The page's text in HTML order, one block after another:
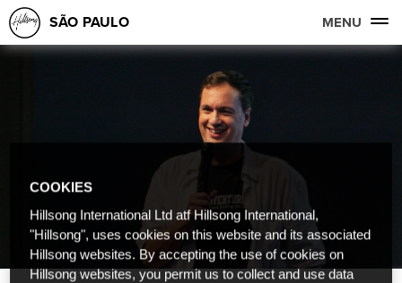
SÃO PAULO MENU
COOKIES
Hillsong International Ltd atf Hillsong International,
"Hillsong", uses cookies on this website and its associated
Hillsong websites. By accepting the use of cookies on
Hillsong websites, you permit us to collect and use data